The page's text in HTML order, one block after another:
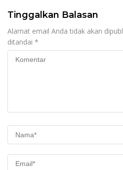
Tinggalkan Balasan
Alamat email Anda tidak akan
ditandai *